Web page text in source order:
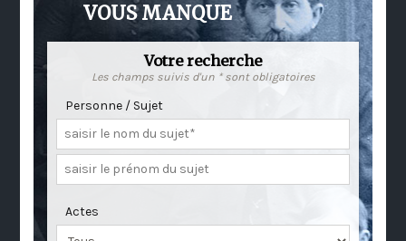
VOUS MANQUE
Votre recherche
Les champs suivis d'un * sont obligatoires
Personne / Sujet
Actes